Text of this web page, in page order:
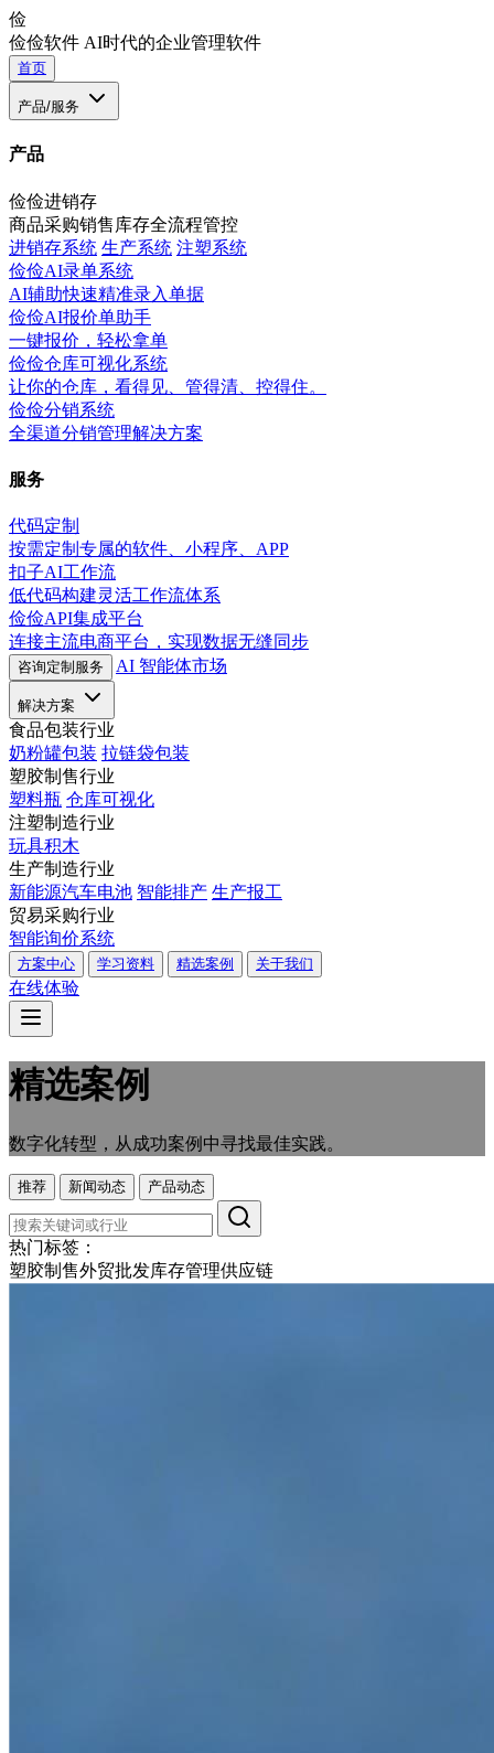
俭
俭俭软件 AI时代的企业管理软件
首页
产品/服务
产品
俭俭进销存
商品采购销售库存全流程管控
进销存系统 生产系统 注塑系统
俭俭AI录单系统
AI辅助快速精准录入单据
俭俭AI报价单助手
一键报价，轻松拿单
俭俭仓库可视化系统
让你的仓库，看得见、管得清、控得住。
俭俭分销系统
全渠道分销管理解决方案
服务
代码定制
按需定制专属的软件、小程序、APP
扣子AI工作流
低代码构建灵活工作流体系
俭俭API集成平台
连接主流电商平台，实现数据无缝同步
咨询定制服务 AI 智能体市场
解决方案
食品包装行业
奶粉罐包装 拉链袋包装
塑胶制售行业
塑料瓶 仓库可视化
注塑制造行业
玩具积木
生产制造行业
新能源汽车电池 智能排产 生产报工
贸易采购行业
智能询价系统
方案中心 学习资料 精选案例 关于我们
在线体验
精选案例
数字化转型，从成功案例中寻找最佳实践。
推荐 新闻动态 产品动态
热门标签：
塑胶制售外贸批发库存管理供应链